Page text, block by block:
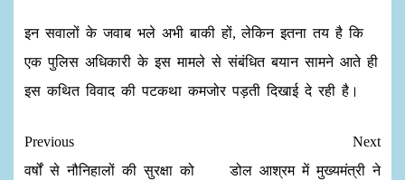
इन सवालों के जवाब भले अभी बाकी हों, लेकिन इतना तय है कि
एक पुलिस अधिकारी के इस मामले से संबंधित बयान सामने आते ही
इस कथित विवाद की पटकथा कमजोर पड़ती दिखाई दे रही है।
Previous
वर्षों से नौनिहालों की सुरक्षा को
Next
डोल आश्रम में मुख्यमंत्री ने